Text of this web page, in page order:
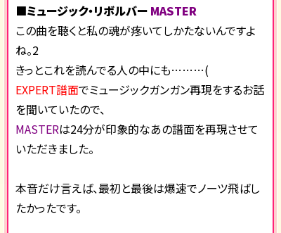
■ミュージック・リボルバー MASTER
この曲を聴くと私の魂が疼いてしかたないんですよ
ね。2
きっとこれを読んでる人の中にも………(
EXPERT譜面でミュージックガンガン再現をするお話
を聞いていたので、
MASTERは24分が印象的なあの譜面を再現させて
いただきました。
本音だけ言えば、最初と最後は爆速でノーツ飛ばし
たかったです。